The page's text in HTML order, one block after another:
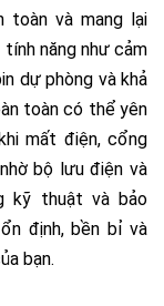
toàn và mang lại
năng như cảm
dự phòng và khả
toàn có thể yên
mất điện, cổng
bộ lưu điện và
kỹ thuật và bảo
định, bền bỉ và
bạn.